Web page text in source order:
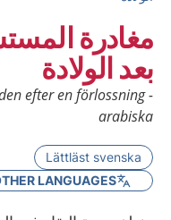
مغادرة
بعد الولادة
efter en förlossning -
arabiska
Lättläst svenska
LANGUAGES